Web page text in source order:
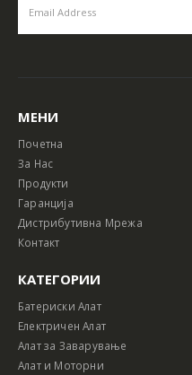
МЕНИ
Почетна
За Нас
Продукти
Гаранција
Дистрибутивна Мрежа
Контакт
КАТЕГОРИИ
Батериски Алат
Електричен Алат
Алат за Заварување
Алат и Моторни